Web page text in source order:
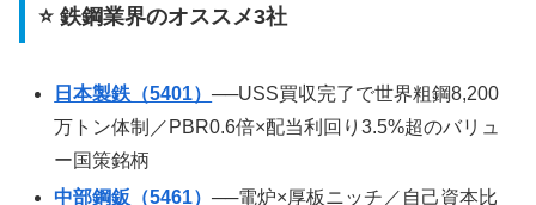
⭐ 鉄鋼業界のオススメ3社
日本製鉄（5401）──USS買収完了で世界粗鋼8,200
万トン体制／PBR0.6倍×配当利回り3.5%超のバリュ
ー国策銘柄
中部鋼鈑（5461）──電炉×厚板ニッチ／自己資本比